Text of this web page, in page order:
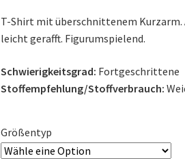
T-Shirt mit überschnittenem Kurzarm.
leicht gerafft. Figurumspielend.
Schwierigkeitsgrad: Fortgeschrittene
Stoffempfehlung/Stoffverbrauch:
Größentyp